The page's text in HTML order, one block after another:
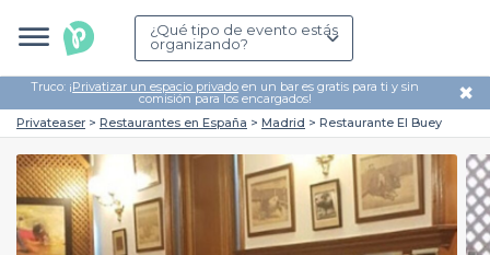
¿Qué tipo de evento estás
organizando?
Truco: ¡Privatizar un espacio privado en un bar es gratis para ti y sin
comisión para los encargados! ✖
Privateaser Restaurantes en España Madrid Restaurante El Buey